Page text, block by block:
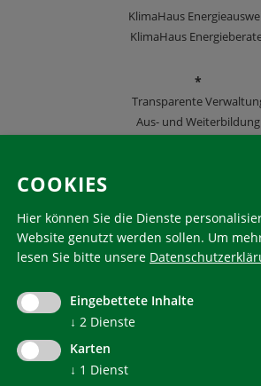
KlimaHaus
KlimaHaus
*
Transparente
Aus- und Weiterbildung
KlimaHaus ist eine eingetragene Marke.
© 2022 Agentur für Energie Südtirol -
COOKIES
Hier können Sie die Dienste
Website genutzt werden sollen. Um
lesen Sie bitte unsere
Eingebettete Inhalte
↓ 2 Dienste
Karten
↓ 1 Dienst